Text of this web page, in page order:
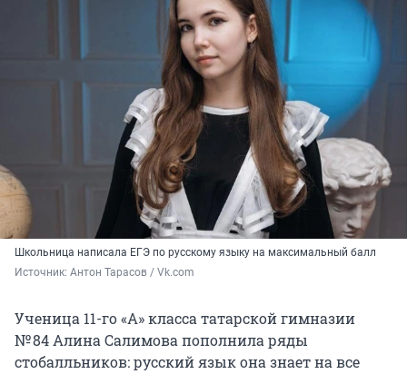
Школьница написала ЕГЭ по русскому языку на максимальный балл
Источник: Антон Тарасов / Vk.com
Ученица 11-го «А» класса татарской гимназии
№ 84 Алина Салимова пополнила ряды
стобалльников: русский язык она знает на все